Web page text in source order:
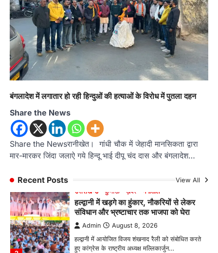
बंगलादेश में लगातार हो रही हिन्दुओं की हत्याओं के विरोध में पुतला दहन
Share the News
Share the Newsरानीखेत। गांधी चौक में जेहादी मानसिकता द्वारा
मार-मारकर जिंदा जलाऐ गये हिन्दू भाई दीपू चंद दास और बंगलादेश…
Recent Posts View All
1
अल्मोड़ा उत्तराखण्ड ख़बरें
इंटर-एपीएस सेंट्रल कमांड चेस क्लस्टर-2 में
याग्यिका कुंद्रा ने लहराया परचम, अंडर-14 वर्ग
में हासिल किया प्रथम स्थान
रानीखेत। आर्मी पब्लिक स्कूल रानीखेत की प्रतिभाशाली
छात्रा याग्यिका कुंद्रा ने अपनी शानदार शतरंज प्रतिभा…
उत्तराखण्ड कुमाऊं ख़बरें नैनीताल
संविधान और भ्रष्टाचार तक भाजपा को घेरा
Admin
हल्द्वानी में आयोजित विजय शंखनाद रैली को संबोधित करते
हुए कांग्रेस के राष्ट्रीय अध्यक्ष मल्लिकार्जुन…
उत्तराखण्ड कुमाऊं ख़बरें नैनीताल
खड़गे की रैली से पहले हल्द्वानी में सियासी
घमासान, एसएसपी कार्यालय में धरने पर बैठे
कांग्रेस नेता
Admin August 8, 2026
कांग्रेस कार्यकर्ताओं की बसें रोकने का आरोप, एसएसपी
ऑफिस में धरने पर बैठे गोदियाल और…